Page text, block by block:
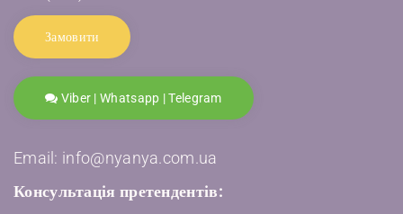
Замовити
Viber | Whatsapp | Telegram
Email: info@nyanya.com.ua
Консультація претендентів: